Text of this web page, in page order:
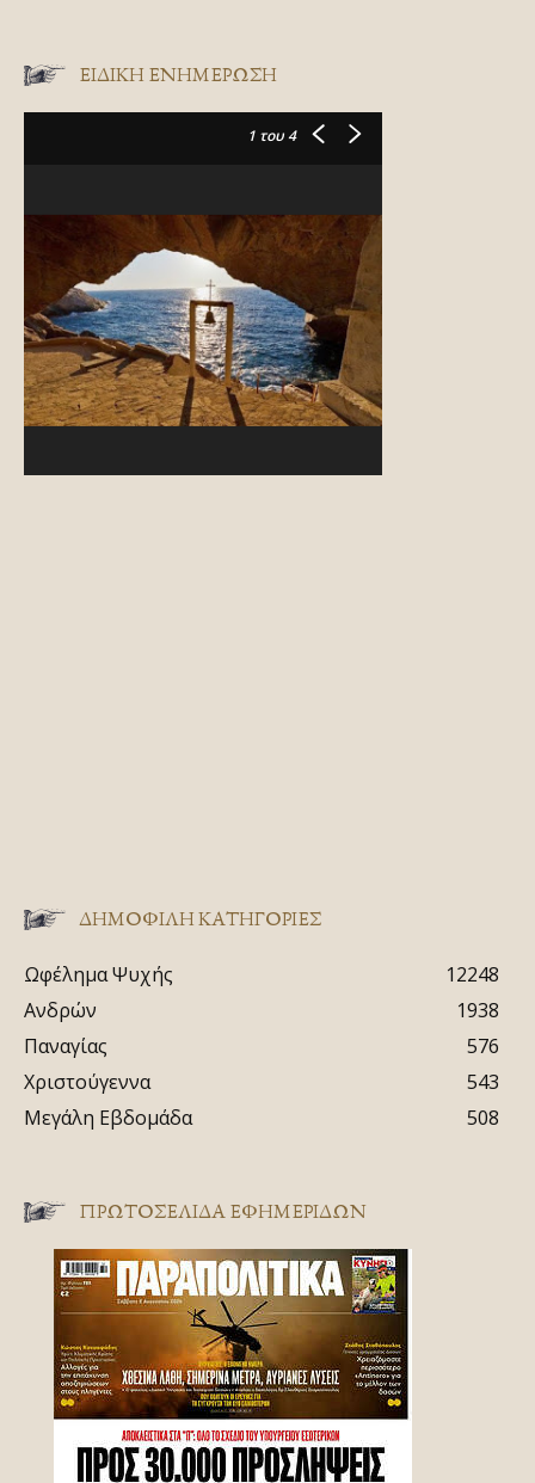
ΕΙΔΙΚΉ ΕΝΗΜΈΡΩΣΗ
1 του 4
ΔΗΜΟΦΙΛΗ ΚΑΤΗΓΟΡΙΕΣ
Ωφέλημα Ψυχής
12248
Ανδρών
1938
Παναγίας
576
Χριστούγεννα
543
Μεγάλη Εβδομάδα
508
ΠΡΩΤΟΣΈΛΙΔΑ ΕΦΗΜΕΡΊΔΩΝ